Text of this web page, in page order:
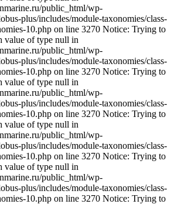
public_html/wp-
plus/includes/module-taxonomies/class-
10.php on line 3270 Notice: Trying to
value of type null in
public_html/wp-
plus/includes/module-taxonomies/class-
10.php on line 3270 Notice: Trying to
value of type null in
public_html/wp-
plus/includes/module-taxonomies/class-
10.php on line 3270 Notice: Trying to
value of type null in
public_html/wp-
plus/includes/module-taxonomies/class-
10.php on line 3270 Notice: Trying to
value of type null in
public_html/wp-
plus/includes/module-taxonomies/class-
10.php on line 3270 Notice: Trying to